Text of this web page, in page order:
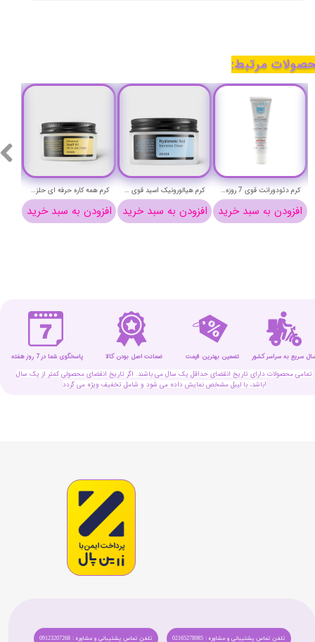
کرم همه کاره حرفه ای حلزون کوزارکس وزن 100 گرم - COSRX Advanced Snail 92 All in one Cream
افزودن به سبد خرید
کرم هیالورونیک اسید قوی کوزارکس وزن 100 گرم - COSRX Hyaluronic Acid Intensive Cream
افزودن به سبد خرید
کرم دئودورانت قوی 7 روزه کلیون حجم 25 میلی لیتر - cliven DEODORANT cream
افزودن به سبد خرید
مرتبط:
تمامی محصولات دارای تاریخ انقضای حداقل یک سال می باشند. اگر تاریخ انقضای محصولی کمتر از یک سال
باشد، با لیبل مشخص نمایش داده می شود و شامل تخفیف ویژه می گردد!
ضمانت اصل بودن کالا تضمین بهترین قیمت پاسخگوی شما در 7 روز هفته سریع به سراسر کشور
تلفن تماس پشتیبانی و مشاوره : 09123207268 تلفن تماس پشتیبانی و مشاوره : 02165278985